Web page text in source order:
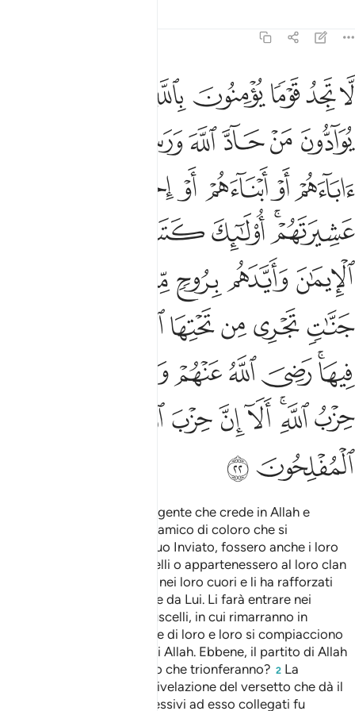
لا تجد قوما يومنون بالله واليوم الاخر يوادون من حاد الله ورسوله
لَّا تَجِدُ قَوْمًۭا يُؤْمِنُونَ بِٱللَّهِ وَٱلْيَوْمِ ٱلْـَٔاخِرِ يُوَآدُّونَ مَنْ
ﱁﱂﱃﱄ ﱅ
ﱈ ﱉﱊﱋﱌ
ﱏﱐﱑ ﱒ ﱓ
ﱕﱖﱗﱘ
ﱛﱜﱝﱞﱟ
ﱡﱢﱣﱤﱥ
ﱧﱨﱩﱪﱫﱬ
ﱰﱱﱲﱳﱴﱵﱶ
ﱸﱹ
Non troverai alcuno, tra la gente che crede in Allah e
nell’Ultimo Giorno, che sia amico di coloro che si
oppongono ad Allah e al Suo Inviato, fossero anche i loro
padri, i loro figli, i loro fratelli o appartenessero al loro clan
. Egli ha impresso la fede nei loro cuori e li ha rafforzati
con uno spirito proveniente da Lui. Li farà entrare nei
Giardini dove scorrono i ruscelli, in cui rimarranno in
perpetuo. Allah si compiace di loro e loro si compiacciono
di Lui. Essi sono il partito di Allah. Ebbene, il partito di Allah
non è forse quello di coloro che trionferanno? 2 La
tradizione riferisce che la rivelazione del versetto che dà il
nome alla sura e i tre successivi ad esso collegati fu